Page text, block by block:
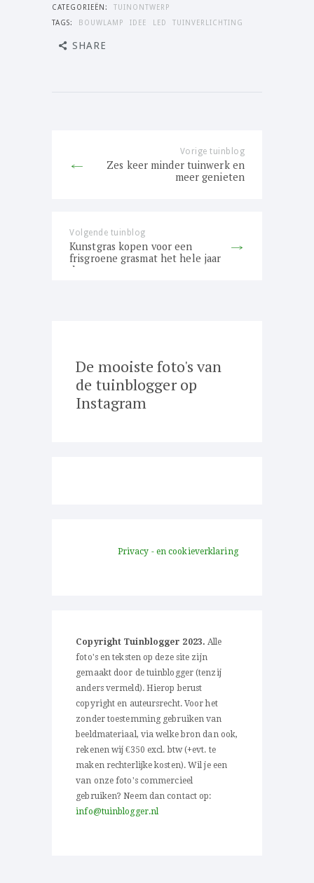
CATEGORIEËN:
TUINONTWERP
TAGS:
BOUWLAMP IDEE LED TUINVERLICHTING
SHARE
Vorige tuinblog
Zes keer minder tuinwerk en
meer genieten
Volgende tuinblog
post:
Kunstgras kopen voor een
frisgroene grasmat het hele jaar
door
De mooiste foto's van
de tuinblogger op
Instagram
Privacy - en cookieverklaring
Copyright Tuinblogger 2023. Alle
foto's en teksten op deze site zijn
gemaakt door de tuinblogger (tenzij
anders vermeld). Hierop berust
copyright en auteursrecht. Voor het
zonder toestemming gebruiken van
beeldmateriaal, via welke bron dan ook,
rekenen wij €350 excl. btw (+evt. te
maken rechterlijke kosten). Wil je een
van onze foto's commercieel
gebruiken? Neem dan contact op:
info@tuinblogger.nl